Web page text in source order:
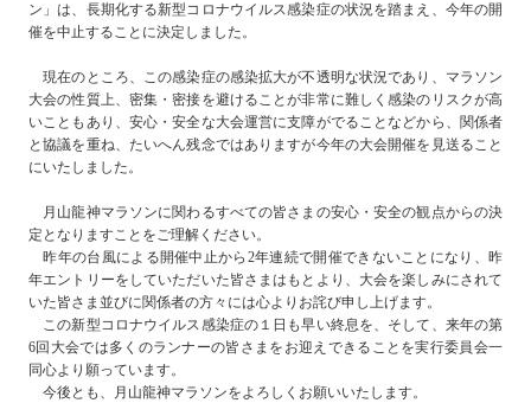
ン」は、長期化する新型コロナウイルス感染症の状況を踏まえ、今年の開
催を中止することに決定しました。
現在のところ、この感染症の感染拡大が不透明な状況であり、マラソン
大会の性質上、密集・密接を避けることが非常に難しく感染のリスクが高
いこともあり、安心・安全な大会運営に支障がでることなどから、関係者
と協議を重ね、たいへん残念ではありますが今年の大会開催を見送ること
にいたしました。
月山龍神マラソンに関わるすべての皆さまの安心・安全の観点からの決
定となりますことをご理解ください。
昨年の台風による開催中止から2年連続で開催できないことになり、昨
年エントリーをしていただいた皆さまはもとより、大会を楽しみにされて
いた皆さま並びに関係者の方々には心よりお詫び申し上げます。
この新型コロナウイルス感染症の１日も早い終息を、そして、来年の第
6回大会では多くのランナーの皆さまをお迎えできることを実行委員会一
同心より願っています。
今後とも、月山龍神マラソンをよろしくお願いいたします。